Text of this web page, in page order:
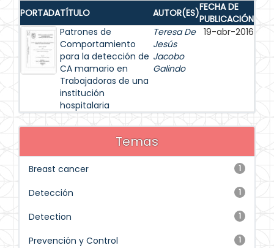
PORTADATÍTULO AUTOR(ES)FECHA DE
PUBLICACIÓN
Patrones de
Comportamiento
para la detección de
CA mamario en
Trabajadoras de una
institución
hospitalaria
Teresa De
Jesús
Jacobo
Galindo
19-abr-2016
Temas
1
Breast cancer
1
Detección
1
Detection
1
Prevención y Control